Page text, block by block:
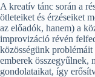
A kreatív tánc során a
ötleteiket és érzéseiket
az előadók, hanem) a
improvizáció révén
közösségünk
emberek összegyűlnek,
gondolataikat, így